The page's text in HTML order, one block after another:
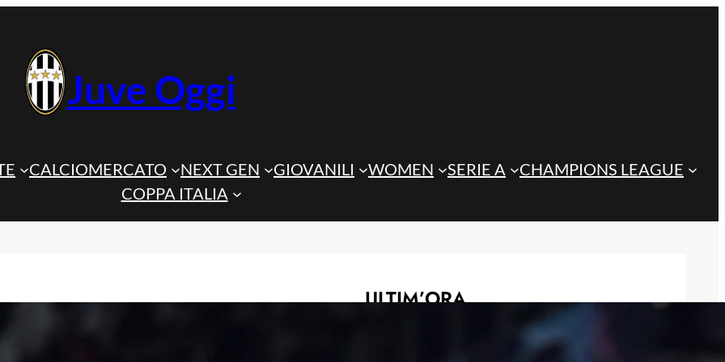
Juve Oggi
CALCIOMERCATO NEXT GEN GIOVANILI WOMEN SERIE A
CHAMPIONS LEAGUE
COPPA ITALIA
ULTIM’ORA
Koopmeiners ai margini della
Juventus: si apre un nuovo scenario